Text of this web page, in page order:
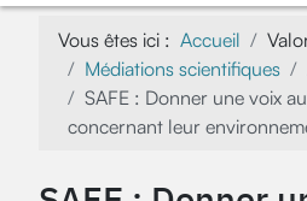
Vous êtes ici : Accueil
Médiations scientifiques
SAFE : Donner une voix
concernant leur